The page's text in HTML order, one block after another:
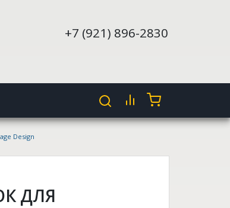
+7 (921) 896-2830
Design
ДЛЯ